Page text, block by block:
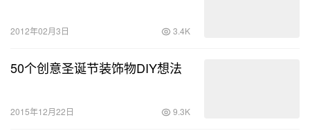
2012年02月3日 3.4K
50个创意圣诞节装饰物DIY想法
2015年12月22日 9.3K